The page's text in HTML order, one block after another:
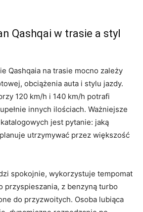
Qashqai w trasie a styl
Qashqaia na trasie mocno zależy
obciążenia auta i stylu jazdy.
120 km/h i 140 km/h potrafi
innych ilościach. Ważniejsze
jest pytanie: jaką
utrzymywać przez większość
spokojnie, wykorzystuje tempomat
przyspieszania, z benzyną turbo
do przyzwoitych. Osoba lubiąca